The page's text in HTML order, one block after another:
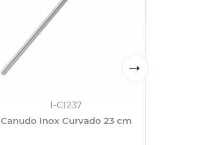
I-CI237
Canudo Inox Curvado 23 cm